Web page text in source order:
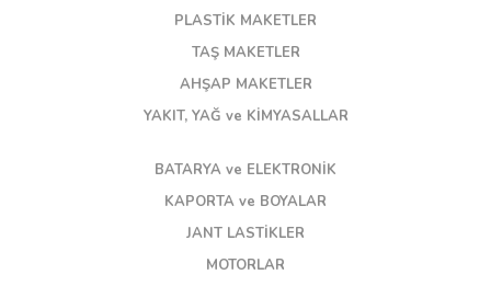
PLASTİK MAKETLER
TAŞ MAKETLER
AHŞAP MAKETLER
YAKIT, YAĞ ve KİMYASALLAR
BATARYA ve ELEKTRONİK
KAPORTA ve BOYALAR
JANT LASTİKLER
MOTORLAR